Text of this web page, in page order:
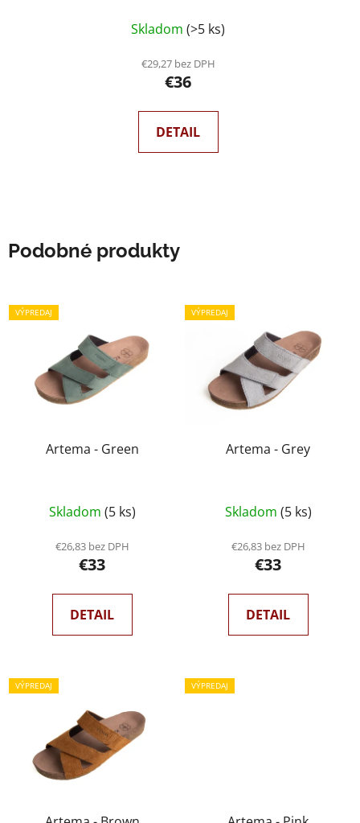
Skladom (>5 ks)
€29,27 bez DPH
€36
DETAIL
Podobné produkty
VÝPREDAJ
Artema - Green
Skladom (5 ks)
€26,83 bez DPH
€33
DETAIL
VÝPREDAJ
Artema - Grey
Skladom (5 ks)
€26,83 bez DPH
€33
DETAIL
VÝPREDAJ VÝPREDAJ